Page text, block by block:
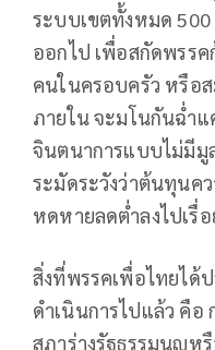
ระบบเขตทั้งหมด
ออกไป เพื่อสกัดพรร
คนในครอบครัว หรือ
ภายใน จะมโนกันฉ่ำ
จินตนาการแบบไม่มีมู
ระมัดระวังว่าต้นทุนค
หดหายลดต่ำลงไปเรื่อ
สิ่งที่พรรคเพื่อไทยได้
ดำเนินการไปแล้ว คือ
สภาร่างรัฐธรรมนูญห